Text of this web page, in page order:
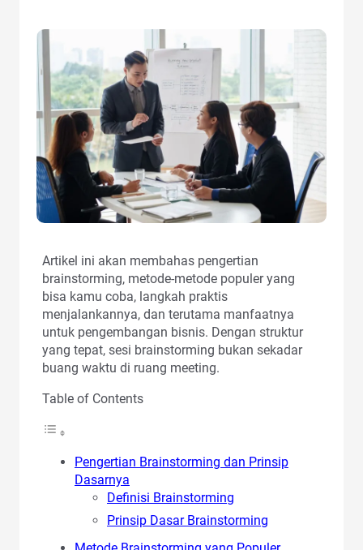
Artikel ini akan membahas pengertian
brainstorming, metode-metode populer yang
bisa kamu coba, langkah praktis
menjalankannya, dan terutama manfaatnya
untuk pengembangan bisnis. Dengan struktur
yang tepat, sesi brainstorming bukan sekadar
buang waktu di ruang meeting.
Table of Contents
Pengertian Brainstorming dan Prinsip
Dasarnya
Definisi Brainstorming
Prinsip Dasar Brainstorming